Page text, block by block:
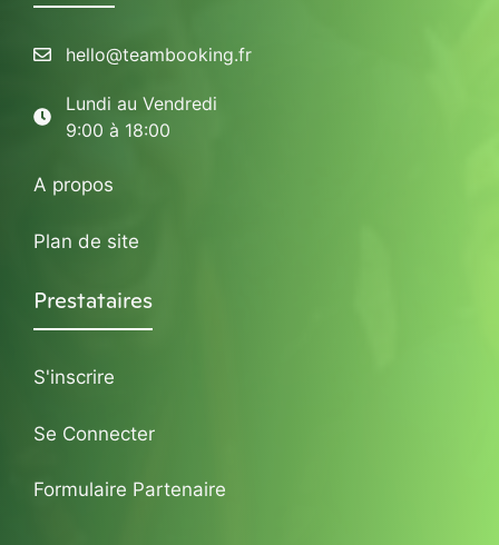
hello@teambooking.fr
Lundi au Vendredi
9:00 à 18:00
A propos
Plan de site
Prestataires
S'inscrire
Se Connecter
Formulaire Partenaire